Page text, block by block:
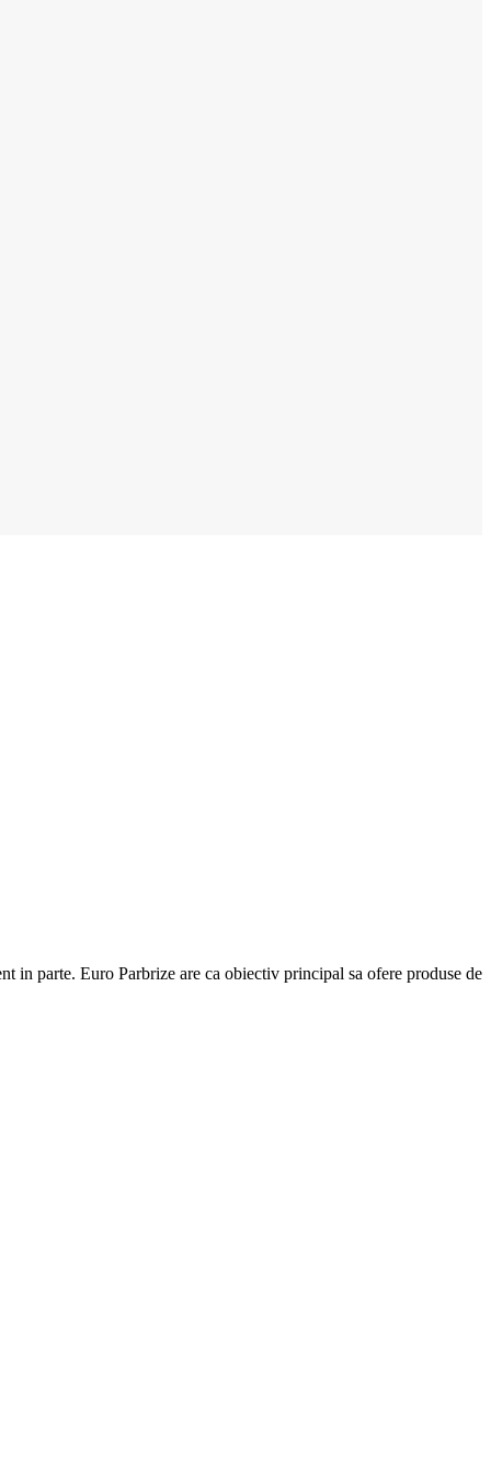
in parte. Euro Parbrize are ca obiectiv principal sa ofere produse de